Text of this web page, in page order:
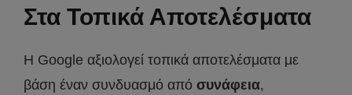
Στα Τοπικά Αποτελέσματα
Η Google αξιολογεί τοπικά αποτελέσματα με
βάση έναν συνδυασμό από συνάφεια,